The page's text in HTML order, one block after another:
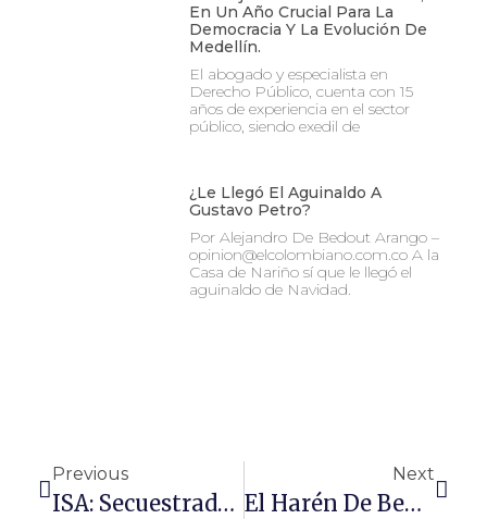
En Un Año Crucial Para La
Democracia Y La Evolución De
Medellín.
El abogado y especialista en
Derecho Público, cuenta con 15
años de experiencia en el sector
público, siendo exedil de
¿Le Llegó El Aguinaldo A
Gustavo Petro?
Por Alejandro De Bedout Arango –
opinion@elcolombiano.com.co A la
Casa de Nariño sí que le llegó el
aguinaldo de Navidad.
Previous
ISA: Secuestrada Por La Politiquería
Next
El Harén De Benedetti